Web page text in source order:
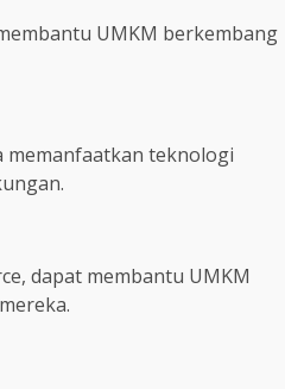
UMKM berkembang
memanfaatkan teknologi
dapat membantu UMKM